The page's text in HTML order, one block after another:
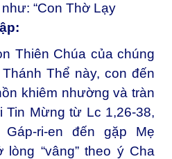
“Con Thờ Lạy
Thiên Chúa của chúng
Thể này, con đến
khiêm nhường và tràn
Tin Mừng từ Lc 1,26-38,
ri-en đến gặp Mẹ
“vâng” theo ý Cha